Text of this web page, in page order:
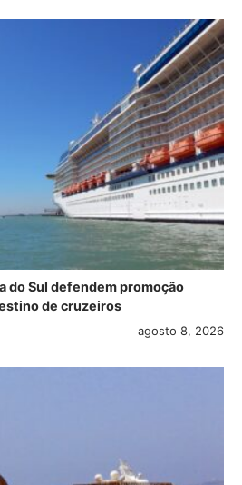
do Sul defendem promoção
de cruzeiros
agosto 8, 2026